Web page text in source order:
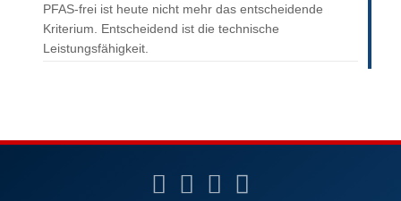
Unsere Liquid Glass Versiegelung, die in Deutschland
entwickelt wurde, blockiert effektiv 80% der Y-
Wellenstrahlung, wie unabhängige Tests bestätigen.
ist.
Die Geschichte der Smartphone-Versiegelung wird
weiter geschrieben werden. CCM wird stets an der
PFAS-frei ist heute nicht mehr das entscheidende
Kriterium. Entscheidend ist die technische
Leistungsfähigkeit.